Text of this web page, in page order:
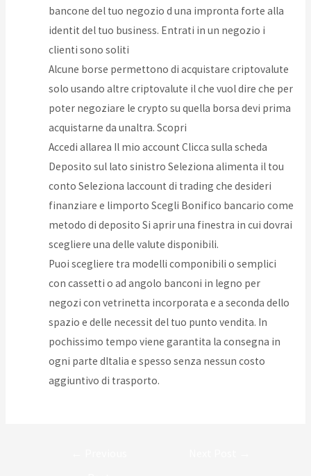
bancone del tuo negozio d una impronta forte alla
identit del tuo business. Entrati in un negozio i
clienti sono soliti
Alcune borse permettono di acquistare criptovalute
solo usando altre criptovalute il che vuol dire che per
poter negoziare le crypto su quella borsa devi prima
acquistarne da unaltra. Scopri
Accedi allarea Il mio account Clicca sulla scheda
Deposito sul lato sinistro Seleziona alimenta il tou
conto Seleziona laccount di trading che desideri
finanziare e limporto Scegli Bonifico bancario come
metodo di deposito Si aprir una finestra in cui dovrai
scegliere una delle valute disponibili.
Puoi scegliere tra modelli componibili o semplici
con cassetti o ad angolo banconi in legno per
negozi con vetrinetta incorporata e a seconda dello
spazio e delle necessit del tuo punto vendita. In
pochissimo tempo viene garantita la consegna in
ogni parte dItalia e spesso senza nessun costo
aggiuntivo di trasporto.